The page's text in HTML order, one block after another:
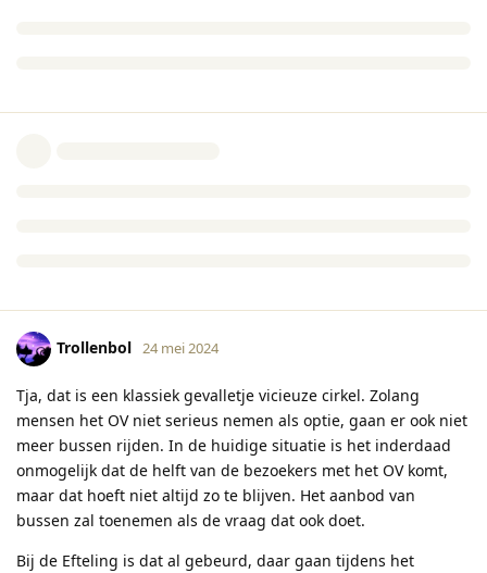
Trollenbol 24 mei 2024
Tja, dat is een klassiek gevalletje vicieuze cirkel. Zolang
mensen het OV niet serieus nemen als optie, gaan er ook niet
meer bussen rijden. In de huidige situatie is het inderdaad
onmogelijk dat de helft van de bezoekers met het OV komt,
maar dat hoeft niet altijd zo te blijven. Het aanbod van
bussen zal toenemen als de vraag dat ook doet.
Bij de Efteling is dat al gebeurd, daar gaan tijdens het